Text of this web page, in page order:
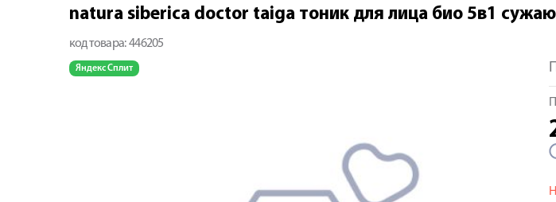
natura siberica doctor taiga тоник для лица био 5в1
код товара: 446205
Яндекс Сплит